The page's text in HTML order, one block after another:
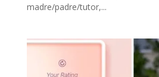
madre/padre/tutor,...